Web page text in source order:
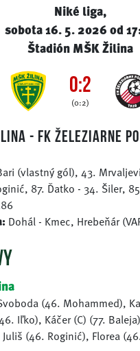
Niké liga,
sobota 16. 5. 2026 od
Štadión MŠK Žilina
0:2
(0:2)
- FK Železiarne
(vlastný gól), 43.
87. Ďatko - 34. Šiler,
Dohál - Kmec, Hrebeňár
(46. Mohammed),
Iľko), Káčer (C) (77.
(46. Roginić), Florea